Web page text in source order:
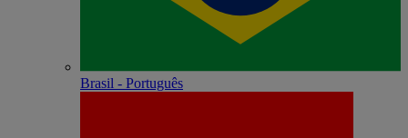
Brasil - Português